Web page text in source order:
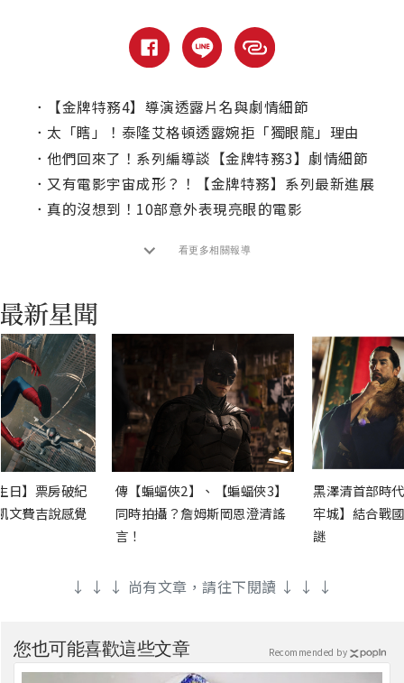
．
【金牌特務4】導演透露片名與劇情細節
． 太「瞎」！泰隆艾格頓透露婉拒「獨眼龍」理由
． 他們回來了！系列編導談【金牌特務3】劇情細節
． 又有電影宇宙成形？！【金牌特務】系列最新進展
． 真的沒想到！10部意外表現亮眼的電影
看更多相關報導
日】票房破紀
文費吉說感覺
傳【蝙蝠俠2】、【蝙蝠俠3】
同時拍攝？詹姆斯岡恩澄清謠
言！
黑澤清首部時
牢城】結合戰
謎
↓ ↓ ↓ 尚有文章，請往下閱讀 ↓ ↓ ↓
您也可能喜歡這些文章 Recommended by